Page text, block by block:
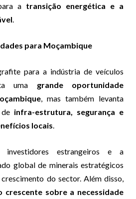
a transição energética e a
.
para Moçambique
para a indústria de veículos
uma grande oportunidade
, mas também levanta
infra-estrutura, segurança e
locais.
investidores estrangeiros e a
global de minerais estratégicos
do sector. Além disso,
crescente sobre a necessidade